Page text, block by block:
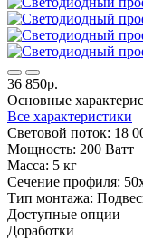
36 850р.
Основные
Все характеристики
Световой поток: 18
Мощность: 200 Ватт
Масса: 5 кг
Сечение профиля:
Тип монтажа:
Доступные опции
Доработки